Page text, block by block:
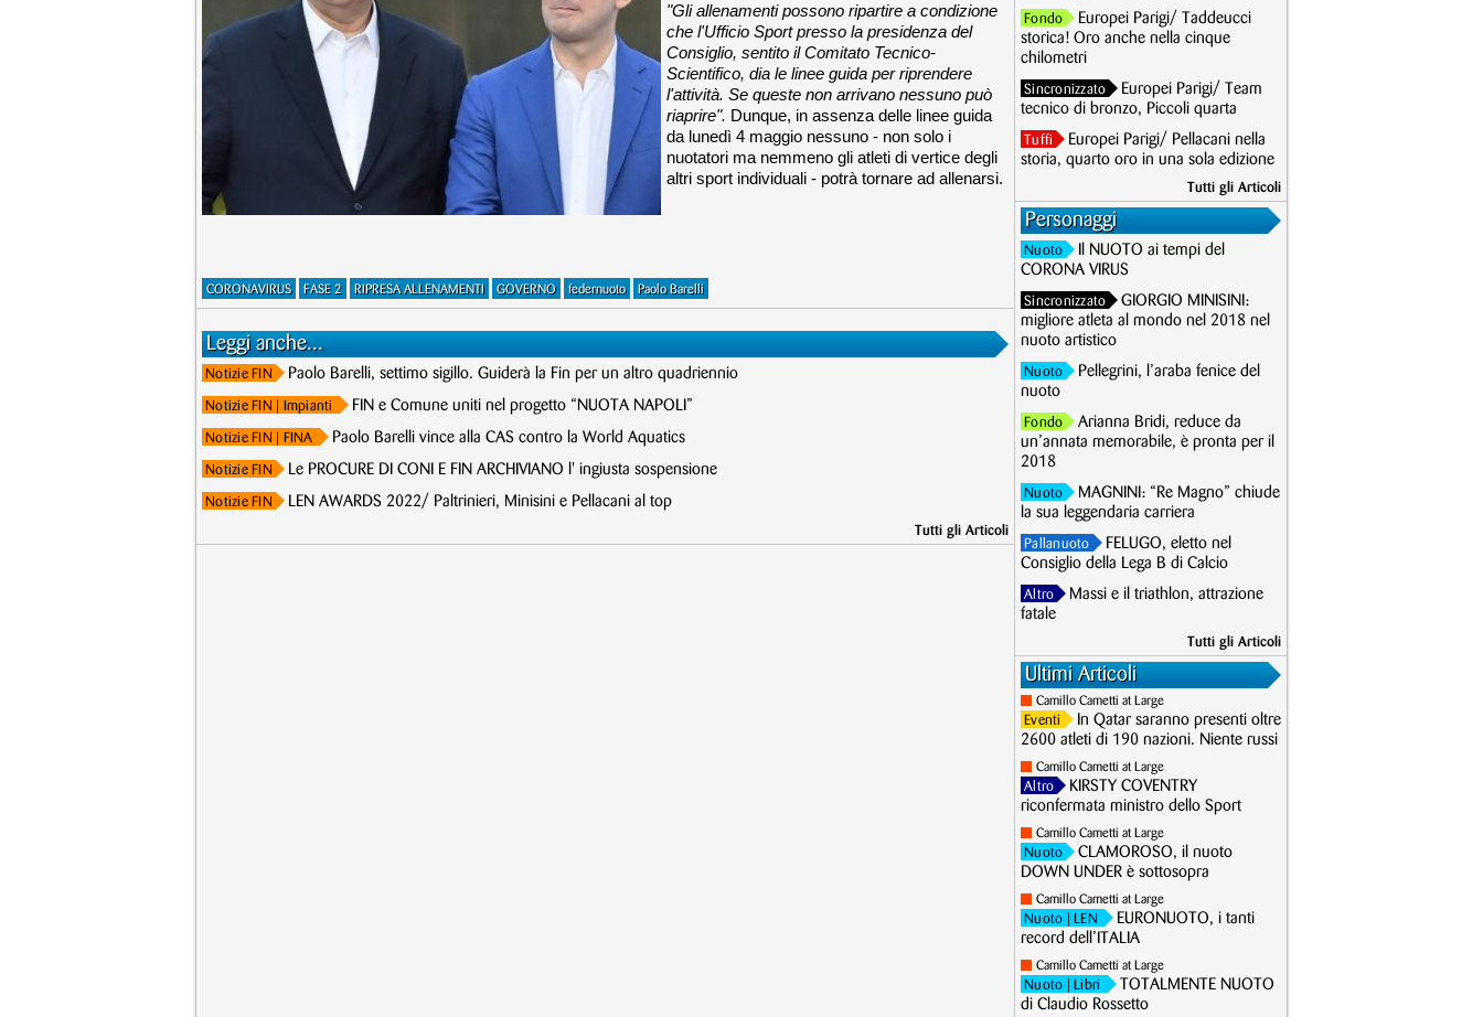
"Gli allenamenti possono ripartire a condizione
che l'Ufficio Sport presso la presidenza del
Consiglio, sentito il Comitato Tecnico-
Scientifico, dia le linee guida per riprendere
l'attività. Se queste non arrivano nessuno può
riaprire". Dunque, in assenza delle linee guida
da lunedì 4 maggio nessuno - non solo i
nuotatori ma nemmeno gli atleti di vertice degli
altri sport individuali - potrà tornare ad allenarsi.
CORONAVIRUS FASE 2 RIPRESA ALLENAMENTI GOVERNO federnuoto Paolo Barelli
Leggi anche...
Notizie FIN Paolo Barelli, settimo sigillo. Guiderà la Fin per un altro quadriennio
Notizie FIN | Impianti FIN e Comune uniti nel progetto “NUOTA NAPOLI”
Notizie FIN | FINA Paolo Barelli vince alla CAS contro la World Aquatics
Notizie FIN Le PROCURE DI CONI E FIN ARCHIVIANO l' ingiusta sospensione
Notizie FIN LEN AWARDS 2022/ Paltrinieri, Minisini e Pellacani al top
Tutti gli Articoli
Fondo
Europei Parigi/ Taddeucci
storica! Oro anche nella cinque
chilometri
Sincronizzato
Europei Parigi/ Team
tecnico di bronzo, Piccoli quarta
Tuffi
Europei Parigi/ Pellacani nella
storia, quarto oro in una sola edizione
Tutti gli Articoli
Personaggi
Nuoto
Il NUOTO ai tempi del
CORONA VIRUS
Sincronizzato
GIORGIO MINISINI:
migliore atleta al mondo nel 2018 nel
nuoto artistico
Nuoto
Pellegrini, l’araba fenice del
nuoto
Fondo
Arianna Bridi, reduce da
un’annata memorabile, è pronta per il
2018
Nuoto
MAGNINI: “Re Magno” chiude
la sua leggendaria carriera
Pallanuoto
FELUGO, eletto nel
Consiglio della Lega B di Calcio
Altro
Massi e il triathlon, attrazione
fatale
Tutti gli Articoli
Ultimi Articoli
Camillo Cametti at Large
Eventi
In Qatar saranno presenti oltre
2600 atleti di 190 nazioni. Niente russi
Camillo Cametti at Large
Altro
KIRSTY COVENTRY
riconfermata ministro dello Sport
Camillo Cametti at Large
Nuoto
CLAMOROSO, il nuoto
DOWN UNDER è sottosopra
Camillo Cametti at Large
Nuoto | LEN
EURONUOTO, i tanti
record dell’ITALIA
Camillo Cametti at Large
Nuoto | Libri
TOTALMENTE NUOTO
di Claudio Rossetto